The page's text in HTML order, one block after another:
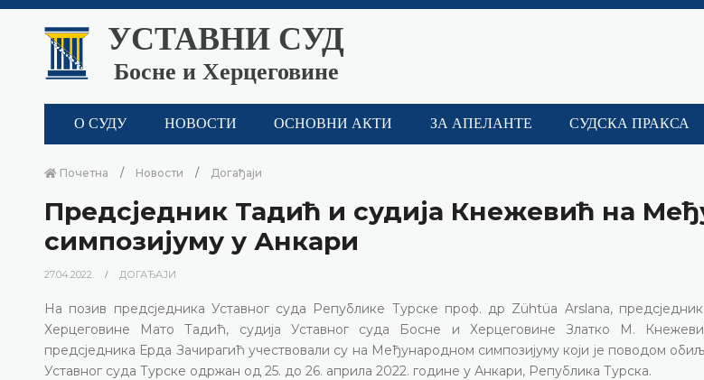
УСТАВНИ СУД
Босне и Херцеговине
О СУДУ НОВОСТИ ОСНОВНИ АКТИ ЗА АПЕЛАНТЕ СУДСКА ПРАКСА
Почетна Новости Догађаји
Предсједник Тадић и судија Кнежевић на
симпозијуму у Анкари
27.04.2022. ДОГАЂАЈИ
На позив предсједника Уставног суда Републике Турске проф. др Zühtüa Arslana,
Херцеговине Мато Тадић, судија Уставног суда Босне и Херцеговине Златко М.
предсједника Ерда Зачирагић учествовали су на Међународном симпозијуму који је поводом
Уставног суда Турске одржан од 25. до 26. априла 2022. године у Анкари, Република Турска.